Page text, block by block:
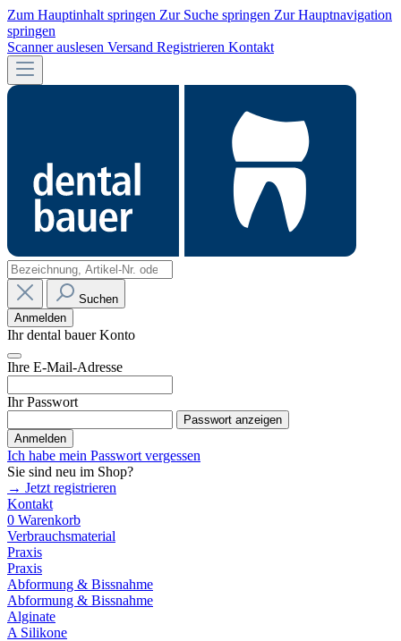
Zum Hauptinhalt springen Zur Suche springen Zur Hauptnavigation
springen
Scanner auslesen Versand Registrieren Kontakt
Suchen
Anmelden
Ihr dental bauer Konto
Ihre E-Mail-Adresse
Ihr Passwort
Passwort anzeigen
Anmelden
Ich habe mein Passwort vergessen
Sie sind neu im Shop?
→ Jetzt registrieren
Kontakt
0 Warenkorb
Verbrauchsmaterial
Praxis
Praxis
Abformung & Bissnahme
Abformung & Bissnahme
Alginate
A Silikone